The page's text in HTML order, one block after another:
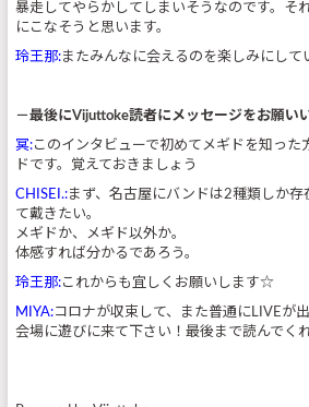
暴走してやらかしてしまいそうなのです。そ
にこなそうと思います。
玲王那:またみんなに会えるのを楽しみにして
－最後にVijuttoke読者にメッセージをお願い
冥:このインタビューで初めてメギドを知った
ドです。覚えておきましょう
CHISEI.:まず、名古屋にバンドは2種類しか存
て戴きたい。
メギドか、メギド以外か。
体感すれば分かるであろう。
玲王那:これからも宜しくお願いします☆
MIYA:コロナが収束して、また普通にLIVEが
会場に遊びに来て下さい！最後まで読んでく